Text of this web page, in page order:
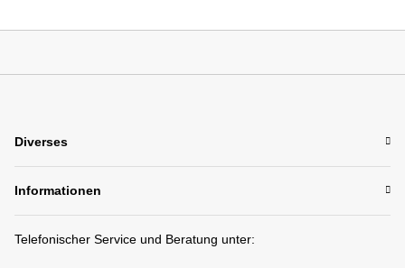
Diverses
Informationen
Telefonischer Service und Beratung unter: